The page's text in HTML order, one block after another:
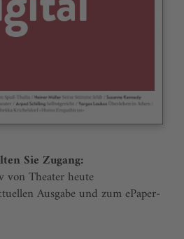
Sie Zugang:
von Theater heute
Ausgabe und zum ePaper-